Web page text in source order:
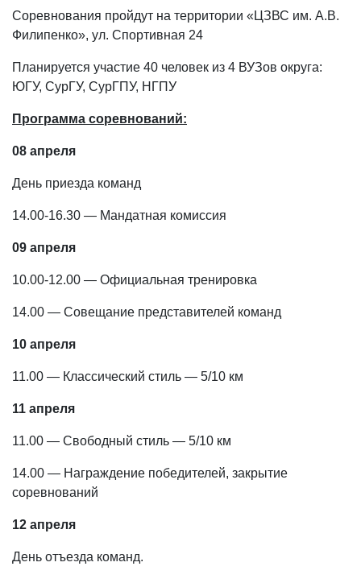
Соревнования пройдут на территории «ЦЗВС им. А.В.
Филипенко», ул. Спортивная 24
Планируется участие 40 человек из 4 ВУЗов округа:
ЮГУ, СурГУ, СурГПУ, НГПУ
Программа соревнований:
08 апреля
День приезда команд
14.00-16.30 — Мандатная комиссия
09 апреля
10.00-12.00 — Официальная тренировка
14.00 — Совещание представителей команд
10 апреля
11.00 — Классический стиль — 5/10 км
11 апреля
11.00 — Свободный стиль — 5/10 км
14.00 — Награждение победителей, закрытие
соревнований
12 апреля
День отъезда команд.